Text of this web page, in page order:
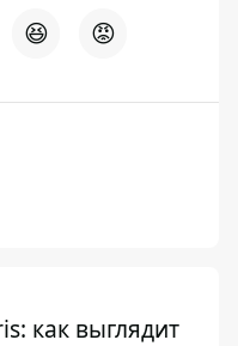
😆 😡
как выглядит